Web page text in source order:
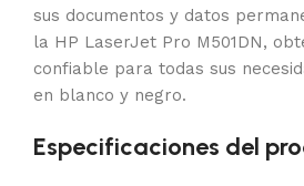
sus documentos y datos
la HP LaserJet Pro M501DN,
confiable para todas sus
en blanco y negro.
Especificaciones del